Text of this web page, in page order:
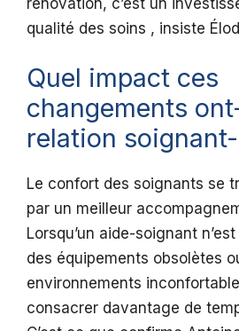
qualité des soins , insiste
Quel impact ces
changements
relation
Le confort des soignants se
par un meilleur
Lorsqu’un aide-soignant
des équipements obsolètes
environnements
consacrer davantage de